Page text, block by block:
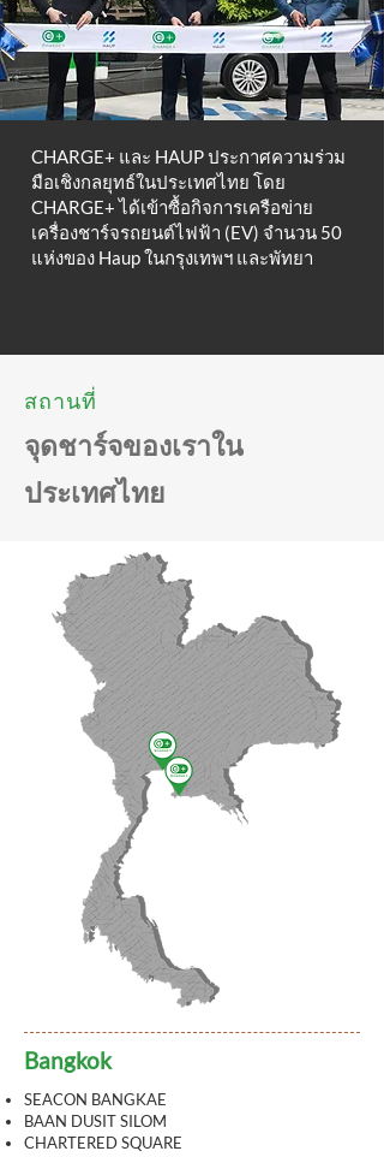
CHARGE+ และ HAUP ประกาศความร่วม
มือเชิงกลยุทธ์ในประเทศไทย โดย
CHARGE+ ได้เข้าซื้อกิจการเครือข่าย
เครื่องชาร์จรถยนต์ไฟฟ้า (EV) จำนวน 50
แห่งของ Haup ในกรุงเทพฯ และพัทยา
สถานที่
จุดชาร์จของเราใน
ประเทศไทย
Bangkok
SEACON BANGKAE
BAAN DUSIT SILOM
CHARTERED SQUARE